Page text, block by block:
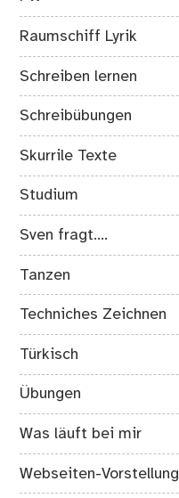
Raumschiff Lyrik
Schreiben lernen
Schreibübungen
Skurrile Texte
Studium
Sven fragt….
Tanzen
Techniches Zeichnen
Türkisch
Übungen
Was läuft bei mir
Webseiten-Vorstellung